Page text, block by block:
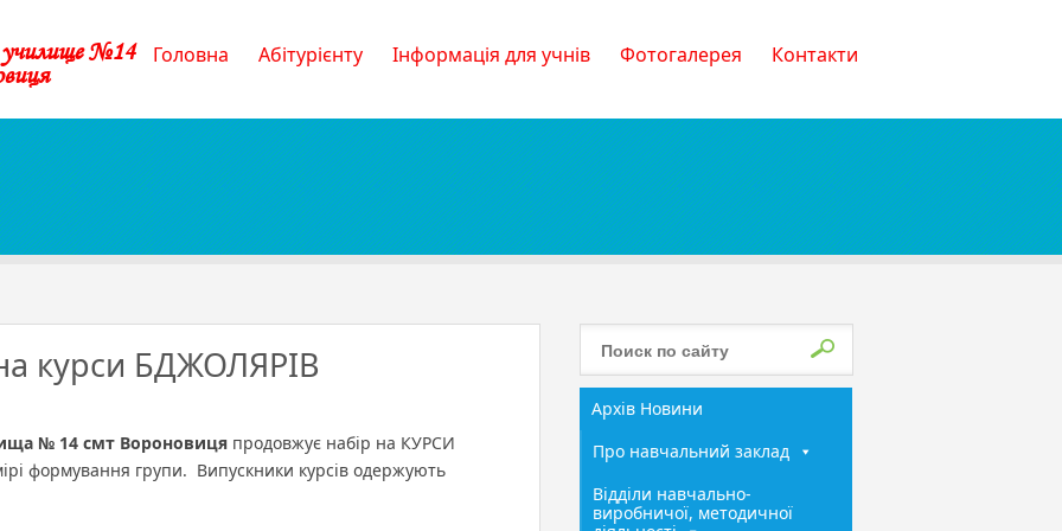
училище №14 Головна Абітурієнту Інформація для учнів Фотогалерея Контакти
курси БДЖОЛЯРІВ
№ 14 смт Вороновиця продовжує набір на КУРСИ
формування групи. Випускники курсів одержують
Архів Новини
Про навчальний заклад
Відділи навчально-
виробничої, методичної